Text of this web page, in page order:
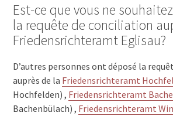
Est-ce que vous ne
la requête de conciliation
Friedensrichteramt Eglisau?
D’autres personnes ont déposé la
auprès de la Friedensrichteramt
Hochfelden) , Friedensrichteramt
Bachenbülach) , Friedensrichteramt